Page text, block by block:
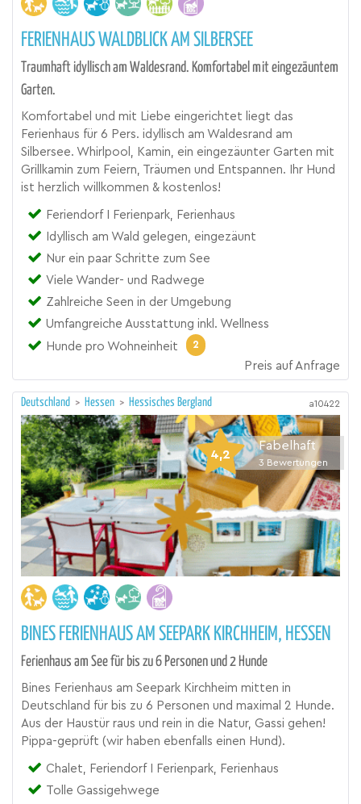
FERIENHAUS WALDBLICK AM SILBERSEE
Traumhaft idyllisch am Waldesrand. Komfortabel mit eingezäuntem
Garten.
Komfortabel und mit Liebe eingerichtet liegt das
Ferienhaus für 6 Pers. idyllisch am Waldesrand am
Silbersee. Whirlpool, Kamin, ein eingezäunter Garten mit
Grillkamin zum Feiern, Träumen und Entspannen. Ihr Hund
ist herzlich willkommen & kostenlos!
Feriendorf I Ferienpark, Ferienhaus
Idyllisch am Wald gelegen, eingezäunt
Nur ein paar Schritte zum See
Viele Wander- und Radwege
Zahlreiche Seen in der Umgebung
Umfangreiche Ausstattung inkl. Wellness
Hunde pro Wohneinheit
2
Preis auf Anfrage
Deutschland > Hessen > Hessisches Bergland a10422
4,2
Fabelhaft
3 Bewertungen
BINES FERIENHAUS AM SEEPARK KIRCHHEIM, HESSEN
Ferienhaus am See für bis zu 6 Personen und 2 Hunde
Bines Ferienhaus am Seepark Kirchheim mitten in
Deutschland für bis zu 6 Personen und maximal 2 Hunde.
Aus der Haustür raus und rein in die Natur, Gassi gehen!
Pippa-geprüft (wir haben ebenfalls einen Hund).
Chalet, Feriendorf I Ferienpark, Ferienhaus
Tolle Gassigehwege